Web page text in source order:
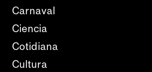
Carnaval
Ciencia
Cotidiana
Cultura